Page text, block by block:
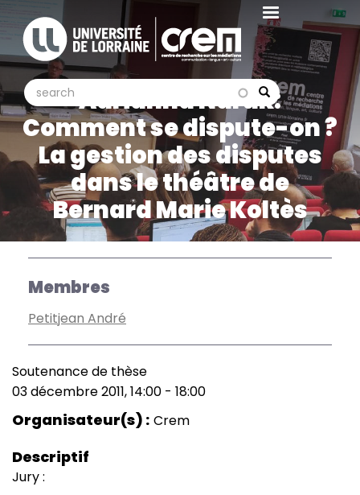
Aller
contenu
principal
Search
search search
Adrianna Naruk:
Comment se dispute-on ?
La gestion des disputes
dans le théâtre de
Bernard Marie Koltès
Membres
Petitjean André
Type
de
manifestation
Soutenance de thèse
Date
(smart)
03 décembre 2011, 14:00 - 18:00
Organisateur(s) Crem
Descriptif
Jury :